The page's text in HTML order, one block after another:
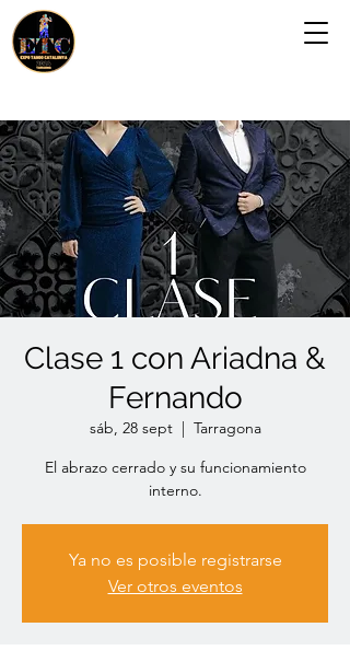
Clase 1 con Ariadna &
Fernando
sáb, 28 sept
  |
Tarragona
El abrazo cerrado y su funcionamiento
interno.
Ya no es posible registrarse
Ver otros eventos